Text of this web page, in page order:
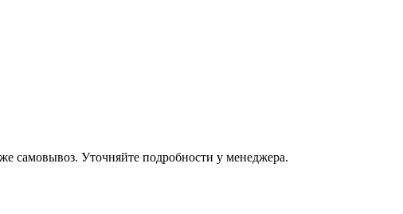
самовывоз. Уточняйте подробности у менеджера.